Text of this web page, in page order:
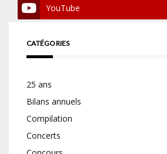
YouTube
CATÉGORIES
25 ans
Bilans annuels
Compilation
Concerts